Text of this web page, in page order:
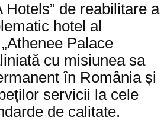
Hotels” de reabilitare a
hotel al
Palace
cu misiunea sa
în România și
servicii la cele
de calitate.